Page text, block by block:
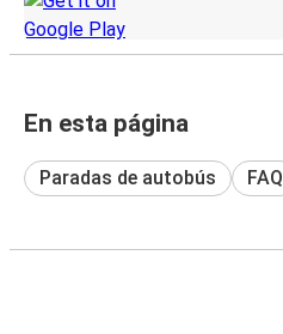
En esta página
Paradas de autobús FAQ